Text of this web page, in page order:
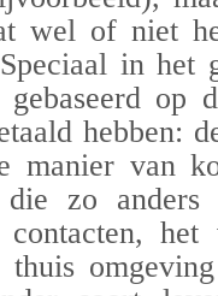
wel of niet
in het
op
hebben:
manier van
die zo
thuis